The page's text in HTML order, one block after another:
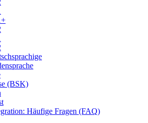
(BSK)
Häufige Fragen (FAQ)